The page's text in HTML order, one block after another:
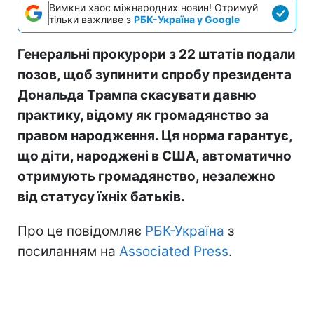
Вимкни хаос міжнародних новин! Отримуй
тільки важливе з РБК-Україна у Google
Генеральні прокурори з 22 штатів подали
позов, щоб зупинити спробу президента
Дональда Трампа скасувати давню
практику, відому як громадянство за
правом народження. Ця норма гарантує,
що діти, народжені в США, автоматично
отримують громадянство, незалежно
від статусу їхніх батьків.
Про це повідомляє РБК-Україна з
посиланням на Associated Press.